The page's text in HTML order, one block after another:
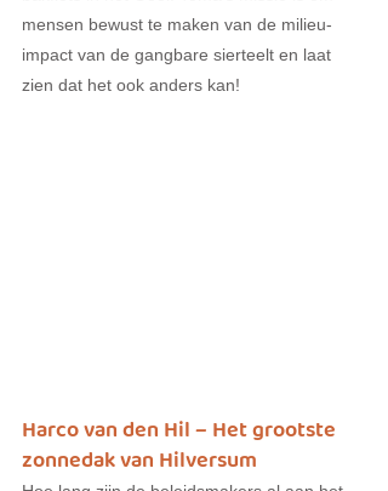
mensen bewust te maken van de milieu-
impact van de gangbare sierteelt en laat
zien dat het ook anders kan!
Harco van den Hil – Het grootste
zonnedak van Hilversum